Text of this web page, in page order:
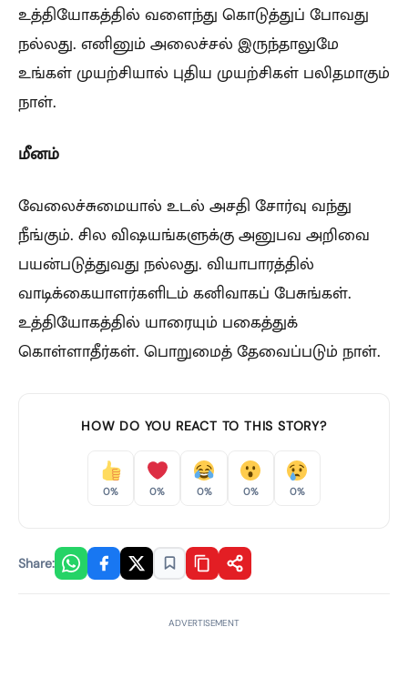
உத்தியோகத்தில் வளைந்து கொடுத்துப் போவது
நல்லது. எனினும் அலைச்சல் இருந்தாலுமே
உங்கள் முயற்சியால் புதிய முயற்சிகள் பலிதமாகும்
நாள்.
மீனம்
வேலைச்சுமையால் உடல் அசதி சோர்வு வந்து
நீங்கும். சில விஷயங்களுக்கு அனுபவ அறிவை
பயன்படுத்துவது நல்லது. வியாபாரத்தில்
வாடிக்கையாளர்களிடம் கனிவாகப் பேசுங்கள்.
உத்தியோகத்தில் யாரையும் பகைத்துக்
கொள்ளாதீர்கள். பொறுமைத் தேவைப்படும் நாள்.
HOW DO YOU REACT TO THIS STORY?
0% 0% 0% 0% 0%
Share:
ADVERTISEMENT